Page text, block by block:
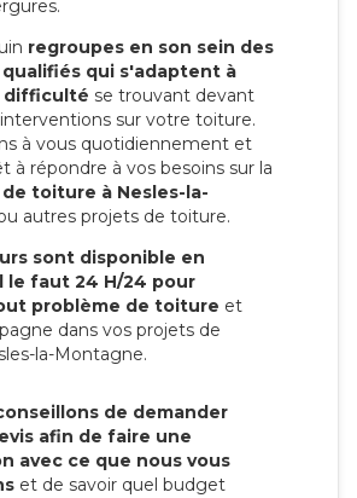
regroupes en son sein des
qui s'adaptent à
se trouvant devant
sur votre toiture.
à vous quotidiennement et
à répondre à vos besoins sur la
toiture à Nesles-la-
autres projets de toiture.
sont disponible en
le faut 24 H/24 pour
problème de toiture et
dans vos projets de
la-Montagne.
de demander
afin de faire une
avec ce que nous vous
et de savoir quel budget